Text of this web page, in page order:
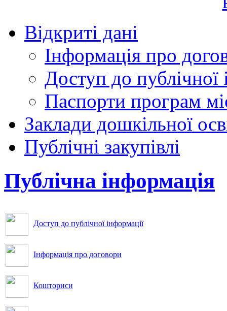
Відкриті дані
Інформація про
Доступ до публічної
Паспорти програм
Заклади дошкільної
Публічні закупівлі
Публічна інформація
Доступ до публічної інформації
Інформація про договори
Кошториси